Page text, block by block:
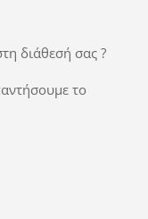
διάθεσή σας ?
το